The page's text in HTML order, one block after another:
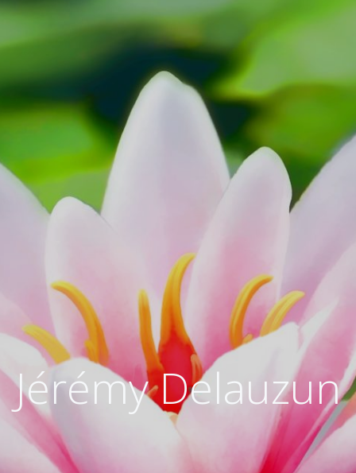
Jérémy Delauzun